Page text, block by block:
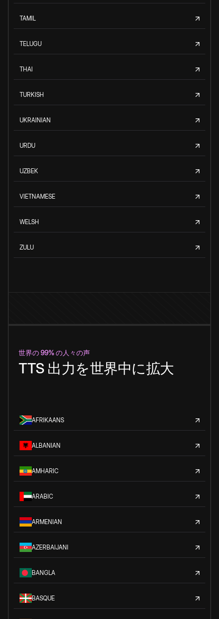
TAMIL
TELUGU
THAI
TURKISH
UKRAINIAN
URDU
UZBEK
VIETNAMESE
WELSH
ZULU
世界の 99% の人々の声
TTS 出力を世界中に拡大
AFRIKAANS
ALBANIAN
AMHARIC
ARABIC
ARMENIAN
AZERBAIJANI
BANGLA
BASQUE